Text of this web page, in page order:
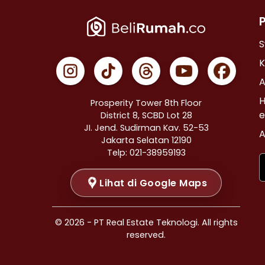
Properti Dijual di Johar Baru >
Properti Dijual di Menteng >
Properti Dijual di Tanah Abang >
Properti Dijual di Kramat >
Properti Dijual di Bendungan Hilir >
Properti Dijual di Jakarta Selatan >
Properti Dijual di Cilandak >
Properti Dijual di Gandaria Selatan >
Properti Dijual di Cipete Selatan >
Properti Dijual di Lenteng Agung >
Properti Dijual di Pondok Pinang >
Properti Dijual di Kebayoran Baru >
Properti Dijual di Mampang Prapatan >
Prosperity Tower 8th Floor
District 8, SCBD Lot 28
JI. Jend. Sudirman Kav. 52-53
Jakarta Selatan 12190
Telp: 021-38959193
Lihat di Google Maps
© 2026 - PT Real Estate Teknologi. All rights
reserved.